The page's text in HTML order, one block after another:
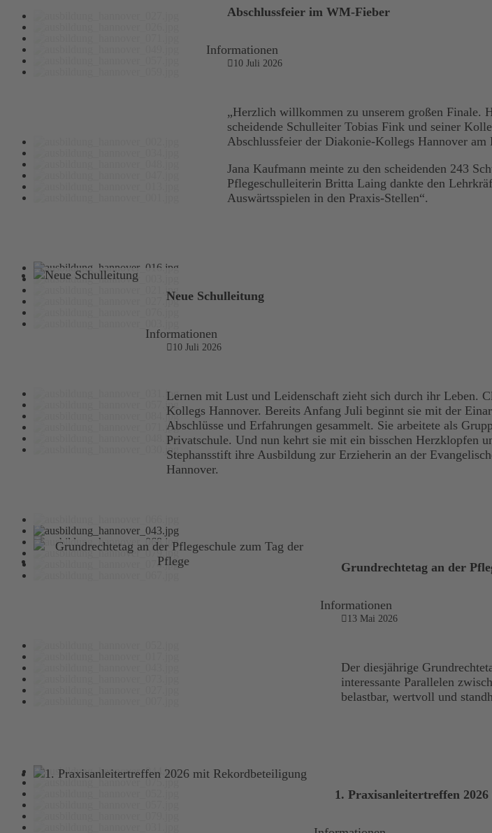
Abschlussfeier im WM-Fieber
Informationen
10 Juli 2026
„Herzlich willkommen zu unserem großen Finale.
scheidende Schulleiter Tobias Fink und seiner
Abschlussfeier der Diakonie-Kollegs Hannover am
Jana Kaufmann meinte zu den scheidenden 243
Pflegeschulleiterin Britta Laing dankte den
Auswärtsspielen in den Praxis-Stellen“.
Neue Schulleitung
Informationen
10 Juli 2026
Lernen mit Lust und Leidenschaft zieht sich durch ihr Leben.
Kollegs Hannover. Bereits Anfang Juli beginnt sie mit der
Abschlüsse und Erfahrungen gesammelt. Sie arbeitete als
Privatschule. Und nun kehrt sie mit ein bisschen Herzklopfen
Stephansstift ihre Ausbildung zur Erzieherin an der
Hannover.
Grundrechtetag an der
Informationen
13 Mai 2026
Der diesjährige
interessante Parallelen
belastbar, wertvoll und
1. Praxisanleitertreffen